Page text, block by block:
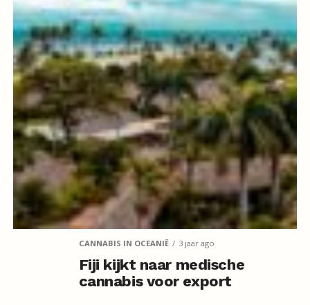
CANNABIS IN OCEANIË 3 jaar ago
Fiji kijkt naar medische
cannabis voor export